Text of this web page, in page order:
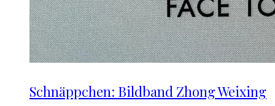
Schnäppchen: Bildband Zhong Weixing